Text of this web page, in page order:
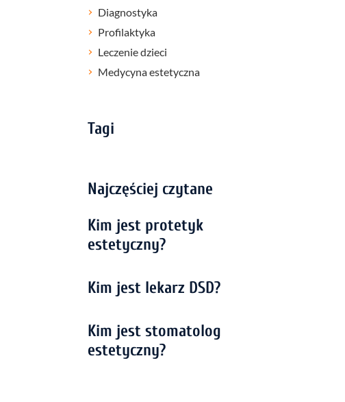
Diagnostyka
Profilaktyka
Leczenie dzieci
Medycyna estetyczna
Tagi
Najczęściej czytane
Kim jest protetyk
estetyczny?
Kim jest lekarz DSD?
Kim jest stomatolog
estetyczny?